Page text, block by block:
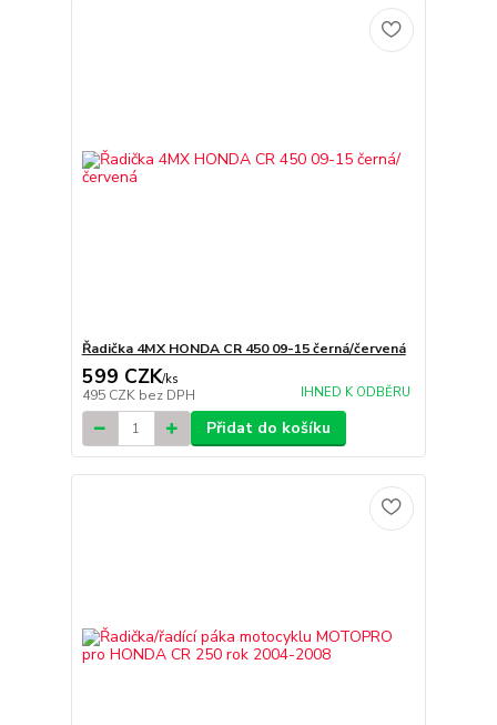
Řadička 4MX HONDA CR 450 09-15 černá/červená
599 CZK/ks
495 CZK bez DPH IHNED K ODBĚRU
Přidat do košíku